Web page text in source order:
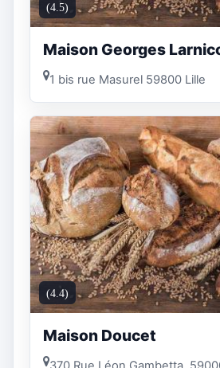
(4.5)
Maison Georges
1 bis rue Masurel 59800 Lille
(4.4)
Maison Doucet